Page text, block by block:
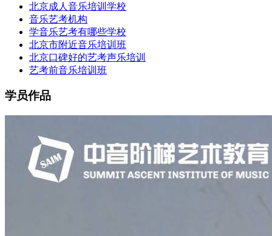
北京成人音乐培训学校
音乐艺考机构
学音乐艺考有哪些学校
北京市附近音乐培训班
北京口碑好的艺考声乐培训
艺考前音乐培训班
学员作品